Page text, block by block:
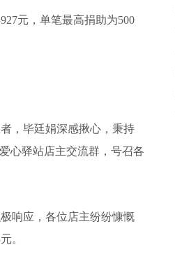
元，单笔最高捐助为500
，毕廷娟深感揪心，秉持
心驿站店主交流群，号召各
响应，各位店主纷纷慷慨
。